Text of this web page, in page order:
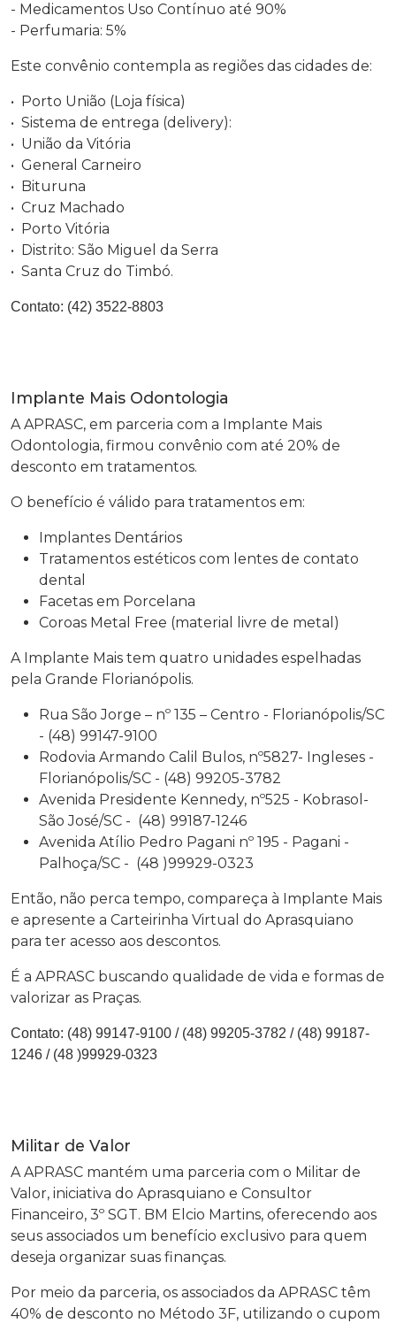
- Medicamentos Uso Contínuo até 90%
- Perfumaria: 5%
Este convênio contempla as regiões das cidades de:
• Porto União (Loja física)
• Sistema de entrega (delivery):
• União da Vitória
• General Carneiro
• Bituruna
• Cruz Machado
• Porto Vitória
• Distrito: São Miguel da Serra
• Santa Cruz do Timbó.
Contato: (42) 3522-8803
Implante Mais Odontologia
A APRASC, em parceria com a Implante Mais
Odontologia, firmou convênio com até 20% de
desconto em tratamentos.
O benefício é válido para tratamentos em:
Implantes Dentários
Tratamentos estéticos com lentes de contato
dental
Facetas em Porcelana
Coroas Metal Free (material livre de metal)
A Implante Mais tem quatro unidades espelhadas
pela Grande Florianópolis.
Rua São Jorge – nº 135 – Centro - Florianópolis/SC
- (48) 99147-9100
Rodovia Armando Calil Bulos, nº5827- Ingleses -
Florianópolis/SC - (48) 99205-3782
Avenida Presidente Kennedy, nº525 - Kobrasol-
São José/SC - (48) 99187-1246
Avenida Atílio Pedro Pagani nº 195 - Pagani -
Palhoça/SC - (48 )99929-0323
Então, não perca tempo, compareça à Implante Mais
e apresente a Carteirinha Virtual do Aprasquiano
para ter acesso aos descontos.
É a APRASC buscando qualidade de vida e formas de
valorizar as Praças.
Contato: (48) 99147-9100 / (48) 99205-3782 / (48) 99187-
1246 / (48 )99929-0323
Militar de Valor
A APRASC mantém uma parceria com o Militar de
Valor, iniciativa do Aprasquiano e Consultor
Financeiro, 3º SGT. BM Elcio Martins, oferecendo aos
seus associados um benefício exclusivo para quem
deseja organizar suas finanças.
Por meio da parceria, os associados da APRASC têm
40% de desconto no Método 3F, utilizando o cupom